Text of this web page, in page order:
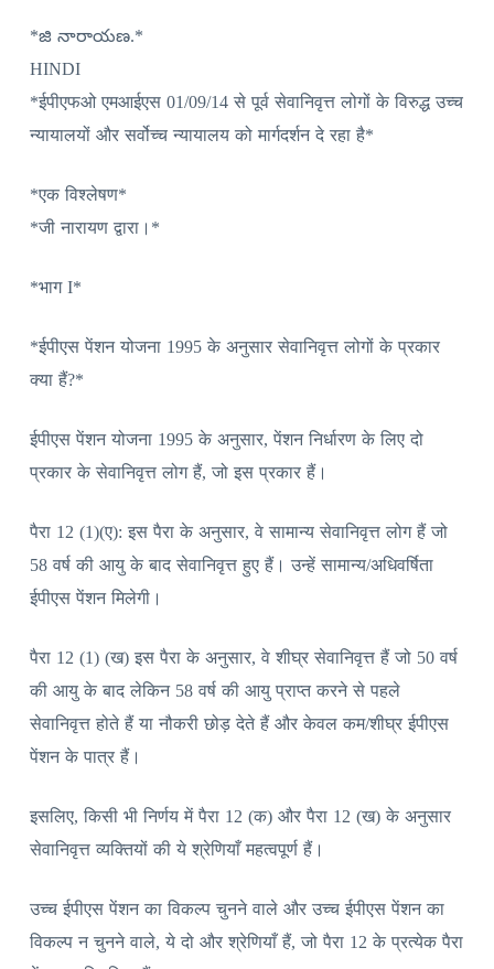
*జి నారాయణ.*
HINDI
*ईपीएफओ एमआईएस 01/09/14 से पूर्व सेवानिवृत्त लोगों के विरुद्ध उच्च
न्यायालयों और सर्वोच्च न्यायालय को मार्गदर्शन दे रहा है*
*एक विश्लेषण*
*जी नारायण द्वारा।*
*भाग I*
*ईपीएस पेंशन योजना 1995 के अनुसार सेवानिवृत्त लोगों के प्रकार
क्या हैं?*
ईपीएस पेंशन योजना 1995 के अनुसार, पेंशन निर्धारण के लिए दो
प्रकार के सेवानिवृत्त लोग हैं, जो इस प्रकार हैं।
पैरा 12 (1)(ए): इस पैरा के अनुसार, वे सामान्य सेवानिवृत्त लोग हैं जो
58 वर्ष की आयु के बाद सेवानिवृत्त हुए हैं। उन्हें सामान्य/अधिवर्षिता
ईपीएस पेंशन मिलेगी।
पैरा 12 (1) (ख) इस पैरा के अनुसार, वे शीघ्र सेवानिवृत्त हैं जो 50 वर्ष
की आयु के बाद लेकिन 58 वर्ष की आयु प्राप्त करने से पहले
सेवानिवृत्त होते हैं या नौकरी छोड़ देते हैं और केवल कम/शीघ्र ईपीएस
पेंशन के पात्र हैं।
इसलिए, किसी भी निर्णय में पैरा 12 (क) और पैरा 12 (ख) के अनुसार
सेवानिवृत्त व्यक्तियों की ये श्रेणियाँ महत्वपूर्ण हैं।
उच्च ईपीएस पेंशन का विकल्प चुनने वाले और उच्च ईपीएस पेंशन का
विकल्प न चुनने वाले, ये दो और श्रेणियाँ हैं, जो पैरा 12 के प्रत्येक पैरा